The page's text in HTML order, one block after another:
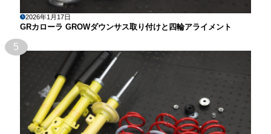
2026年1月17日
GRカローラ GROWダウンサス取り付けと四輪アライメント
5